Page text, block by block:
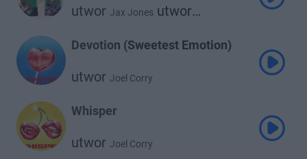
utwor Jax Jones utwor
Devotion (Sweetest Emotion)
utwor Joel Corry
Whisper
utwor Joel Corry